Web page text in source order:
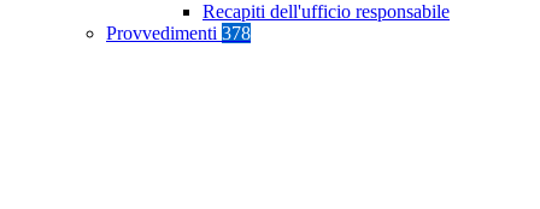
Recapiti dell'ufficio responsabile
Provvedimenti 378